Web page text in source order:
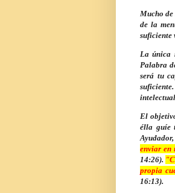
Mucho de
de la
suficiente
La única
Palabra
será tu
El
élla guíe
enviar en
14:26). "
propia
16:13).